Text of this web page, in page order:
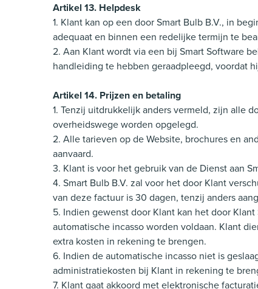
Artikel 13. Helpdesk
1. Klant kan op een door Smart Bulb B.V., in
adequaat en binnen een redelijke termijn te
2. Aan Klant wordt via een bij Smart Software
handleiding te hebben geraadpleegd, voordat
Artikel 14. Prijzen en betaling
1. Tenzij uitdrukkelijk anders vermeld, zijn alle
overheidswege worden opgelegd.
2. Alle tarieven op de Website, brochures en
aanvaard.
3. Klant is voor het gebruik van de Dienst aan
4. Smart Bulb B.V. zal voor het door Klant
van deze factuur is 30 dagen, tenzij anders
5. Indien gewenst door Klant kan het door
automatische incasso worden voldaan. Klant
extra kosten in rekening te brengen.
6. Indien de automatische incasso niet is
administratiekosten bij Klant in rekening te
7. Klant gaat akkoord met elektronische